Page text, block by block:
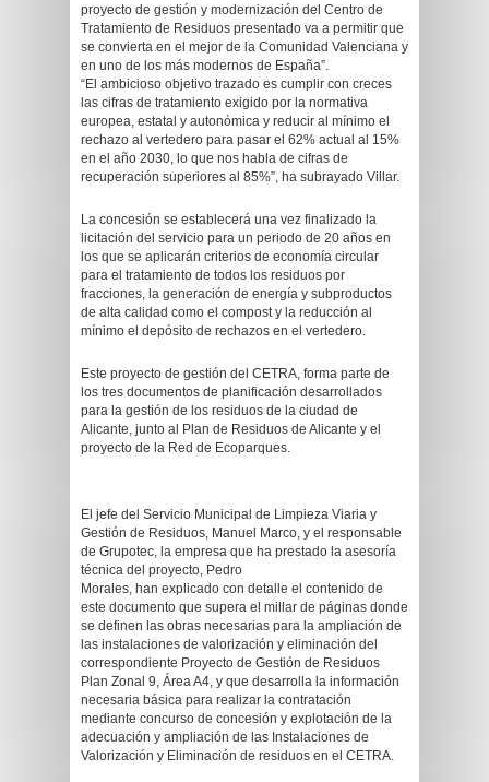
proyecto de gestión y modernización del Centro de
Tratamiento de Residuos presentado va a permitir que
se convierta en el mejor de la Comunidad Valenciana y
en uno de los más modernos de España”.
“El ambicioso objetivo trazado es cumplir con creces
las cifras de tratamiento exigido por la normativa
europea, estatal y autonómica y reducir al mínimo el
rechazo al vertedero para pasar el 62% actual al 15%
en el año 2030, lo que nos habla de cifras de
recuperación superiores al 85%”, ha subrayado Villar.
La concesión se establecerá una vez finalizado la
licitación del servicio para un periodo de 20 años en
los que se aplicarán criterios de economía circular
para el tratamiento de todos los residuos por
fracciones, la generación de energía y subproductos
de alta calidad como el compost y la reducción al
mínimo el depósito de rechazos en el vertedero.
Este proyecto de gestión del CETRA, forma parte de
los tres documentos de planificación desarrollados
para la gestión de los residuos de la ciudad de
Alicante, junto al Plan de Residuos de Alicante y el
proyecto de la Red de Ecoparques.
El jefe del Servicio Municipal de Limpieza Viaria y
Gestión de Residuos, Manuel Marco, y el responsable
de Grupotec, la empresa que ha prestado la asesoría
técnica del proyecto, Pedro
Morales, han explicado con detalle el contenido de
este documento que supera el millar de páginas donde
se definen las obras necesarias para la ampliación de
las instalaciones de valorización y eliminación del
correspondiente Proyecto de Gestión de Residuos
Plan Zonal 9, Área A4, y que desarrolla la información
necesaria básica para realizar la contratación
mediante concurso de concesión y explotación de la
adecuación y ampliación de las Instalaciones de
Valorización y Eliminación de residuos en el CETRA.